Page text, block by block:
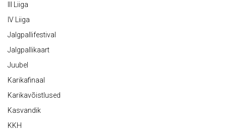
III Liiga
IV Liiga
Jalgpallifestival
Jalgpallikaart
Juubel
Karikafinaal
Karikavõistlused
Kasvandik
KKH